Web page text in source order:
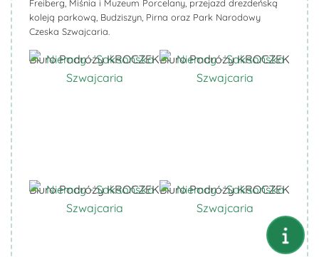
Freiberg, Miśnia i Muzeum Porcelany, przejazd drezdeńską
koleją parkową, Budziszyn, Pirna oraz Park Narodowy
Czeska Szwajcaria
Biuro Podróży KROCZEKBiuro Podróży KROCZEK
Biuro Podróży KROCZEKBiuro Podróży KROCZEK